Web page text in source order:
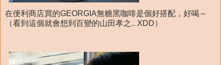
在便利商店買的GEORGIA無糖黑咖啡是個好搭配，好喝～
（看到這個就會想到百變的山田孝之.. XDD）